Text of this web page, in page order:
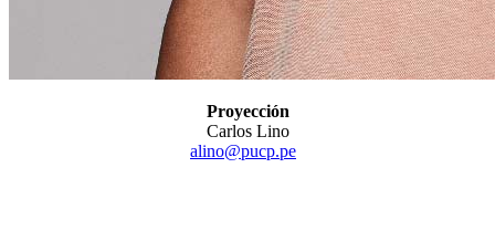
Proyección
Carlos Lino
alino@pucp.pe